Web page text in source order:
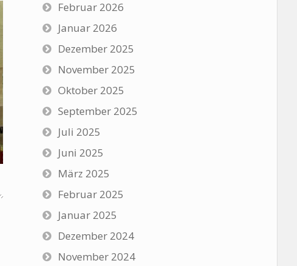
Februar 2026
Januar 2026
Dezember 2025
November 2025
Oktober 2025
September 2025
Juli 2025
Juni 2025
März 2025
Februar 2025
Januar 2025
Dezember 2024
November 2024